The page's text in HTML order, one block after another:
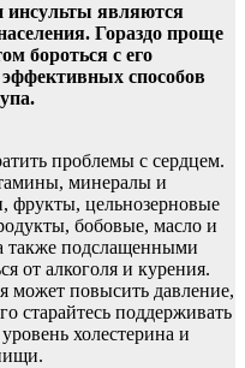
инсульты являются
Гораздо проще
бороться с его
способов
проблемы с сердцем.
минералы и
фрукты, цельнозерновые
бобовые, масло и
также подслащенными
от алкоголя и курения.
может повысить давление,
старайтесь поддерживать
холестерина и